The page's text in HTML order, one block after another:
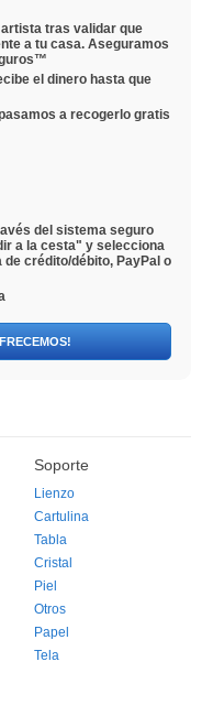
tras validar que
a tu casa. Aseguramos
el dinero hasta que
a recogerlo gratis
del sistema seguro
a la cesta" y selecciona
de crédito/débito, PayPal o
Soporte
Lienzo
Cartulina
Tabla
Cristal
Piel
Otros
Papel
Tela